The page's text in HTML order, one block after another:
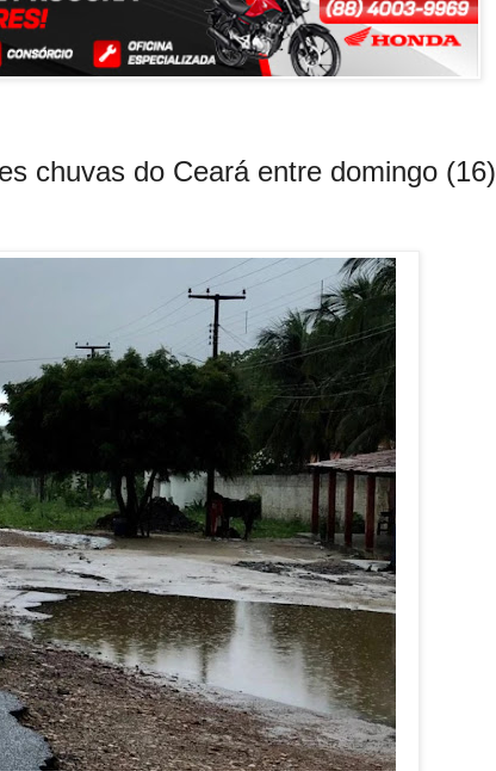
chuvas do Ceará entre domingo (16)